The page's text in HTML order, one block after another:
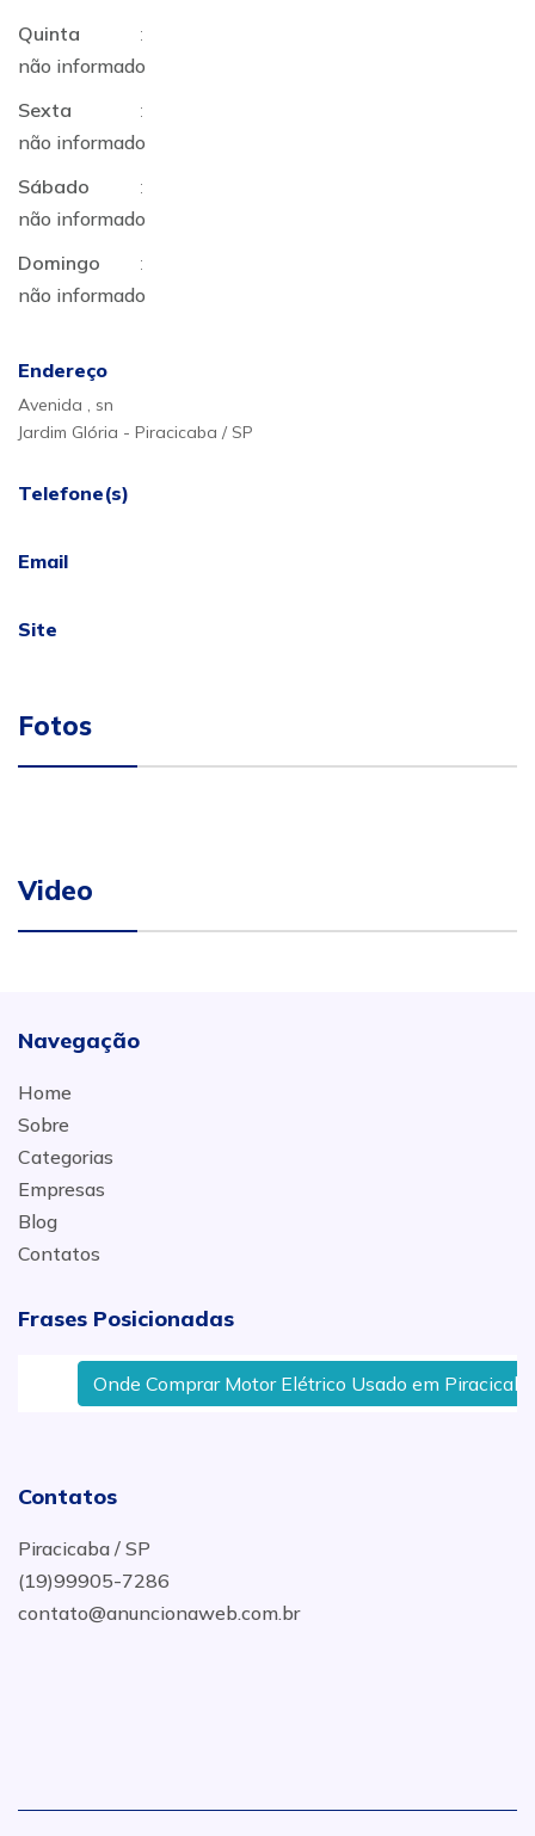
Quinta
:
não informado
Sexta
:
não informado
Sábado
:
não informado
Domingo
:
não informado
Endereço
Avenida , sn
Jardim Glória - Piracicaba / SP
Telefone(s)
Email
Site
Fotos
Video
Navegação
Home
Sobre
Categorias
Empresas
Blog
Contatos
Frases Posicionadas
Onde Comprar Motor Elétrico Usado em Piracicaba
Contatos
Piracicaba / SP
(19)99905-7286
contato@anuncionaweb.com.br